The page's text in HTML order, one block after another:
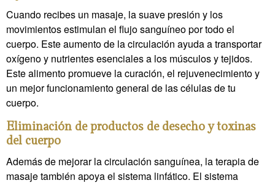
Cuando recibes un masaje, la suave presión y los
movimientos estimulan el flujo sanguíneo por todo el
cuerpo. Este aumento de la circulación ayuda a transportar
oxígeno y nutrientes esenciales a los músculos y tejidos.
Este alimento promueve la curación, el rejuvenecimiento y
un mejor funcionamiento general de las células de tu
cuerpo.
Eliminación de productos de desecho y toxinas
del cuerpo
Además de mejorar la circulación sanguínea, la terapia de
masaje también apoya el sistema linfático. El sistema